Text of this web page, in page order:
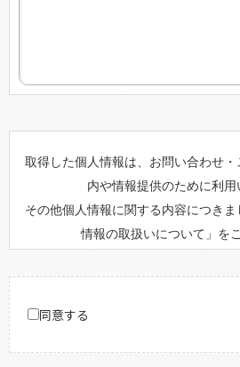
取得した個人情報は、お問い合わせ
内や情報提供のために利用
その他個人情報に関する内容につき
情報の取扱いについて 」を
同意する